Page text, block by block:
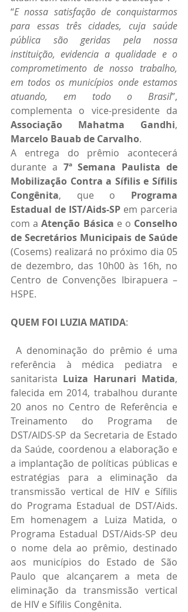
“E nossa satisfação de conquistarmos
para essas três cidades, cuja saúde
pública são geridas pela nossa
instituição, evidencia a qualidade e o
comprometimento de nosso trabalho,
em todos os municípios onde estamos
atuando, em todo o Brasil”,
Associação Mahatma Gandhi
Marcelo Bauab de Carvalho.
A entrega do prêmio acontecerá
durante a 7ª Semana Paulista de
Mobilização Contra a Sífilis e Sífilis
Congênita, que o Programa
Estadual de IST/Aids-SP em parceria
com a Atenção Básica e o Conselho
de Secretários Municipais de Saúde
(Cosems) realizará no próximo dia 05
de dezembro, das 10h00 às 16h, no
Centro de Convenções Ibirapuera –
HSPE.
QUEM FOI LUZIA MATIDA:
referência à médica pediatra e
sanitarista Luiza Harunari Matida,
falecida em 2014, trabalhou durante
20 anos no Centro de Referência e
Treinamento do Programa de
DST/AIDS-SP da Secretaria de Estado
da Saúde, coordenou a elaboração e
a implantação de políticas públicas e
estratégias para a eliminação da
transmissão vertical de HIV e Sífilis
do Programa Estadual de DST/Aids.
Em homenagem a Luiza Matida, o
Programa Estadual DST/Aids-SP deu
o nome dela ao prêmio, destinado
aos municípios do Estado de São
Paulo que alcançarem a meta de
eliminação da transmissão vertical
de HIV e Sífilis Congênita.